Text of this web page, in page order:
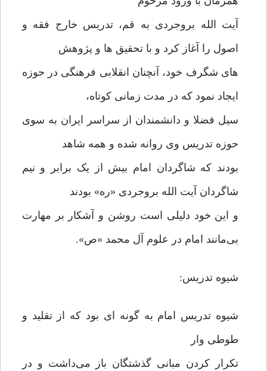
آیت الله بروجردی به قم، تدریس خارج فقه و
اصول را آغاز کرد و با تحقیق ها و پژوهش
های شگرف خود، آنچنان انقلابی فرهنگی در حوزه
ایجاد نمود که در مدت زمانی کوتاه،
سیل فضلا و دانشمندان از سراسر ایران به سوی
حوزه تدریس وی روانه شده و همه شاهد
بودند که شاگردان امام بیش از یک برابر و نیم
شاگردان آیت الله بروجردی «ره» بودند
و این خود دلیلی است روشن و آشکار بر مهارت
بی‌مانند امام در علوم آل محمد «ص».
شیوه تدریس:
شیوه تدریس امام به گونه ای بود که از تقلید و
طوطی وار
تکرار کردن مبانی گذشتگان باز می‌داشت و در